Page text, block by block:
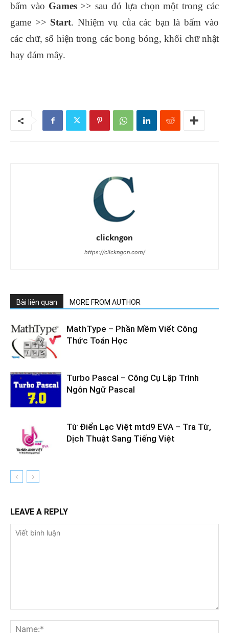
bấm vào Games>> sau đó lựa chọn một trong các
game >> Start. Nhiệm vụ của các bạn là bấm vào
các chữ, số hiện trong các bong bóng, khối chữ nhật
hay đám mây.
clickngon
https://clickngon.com/
Bài liên quan MORE FROM AUTHOR
MathType – Phần Mềm Viết Công
Thức Toán Học
Turbo Pascal – Công Cụ Lập Trình
Ngôn Ngữ Pascal
Từ Điển Lạc Việt mtd9 EVA – Tra Từ,
Dịch Thuật Sang Tiếng Việt
LEAVE A REPLY